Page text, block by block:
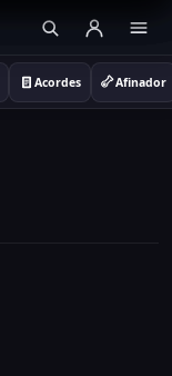
Acordes Afinador